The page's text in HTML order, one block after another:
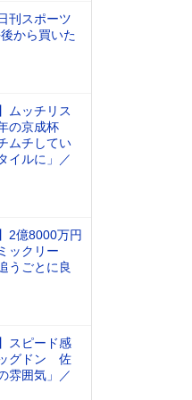
刊スポーツ
から買いた
ムッチリス
の京成杯
ムチしてい
イルに」／
2億8000万円
ックリー
うごとに良
スピード感
グドン 佐
雰囲気」／